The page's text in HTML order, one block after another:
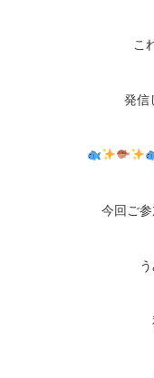
こ
発信
今回ご参